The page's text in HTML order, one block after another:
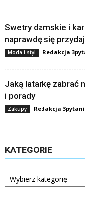
Swetry damskie i
naprawdę się
Moda i styl Redakcja
Jaką latarkę zabrać
i porady
Zakupy Redakcja
KATEGORIE
Kategorie